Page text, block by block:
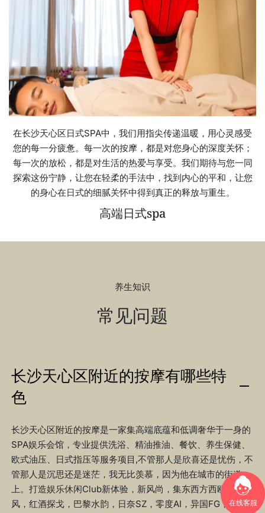
在线客服
在长沙天心区日式SPA中，我们用指尖传递温暖，用心灵感受
您的每一分疲惫。每一次的按摩，都是对您身心的深度关怀；
每一次的放松，都是对生活的热爱与享受。我们期待与您一同
探索这份宁静，让您在轻柔的手法中，找到内心的平和，让您
的身心在日式的细腻关怀中得到真正的释放与重生。
高端日式spa
养生知识
常见问题
长沙天心区附近的按摩有哪些特
色
长沙天心区附近的按摩是一家集高端底蕴和低调奢华于一身的
SPA娱乐会馆，专业提供洗浴、精油推油、餐饮、养生保健、
欧式油压、日式指压等服务项目,不管那人是欣喜还是忧伤，不
管那人是沉思还是迷茫，我无比羡慕，因为他在城市的街道
上。打造娱乐休闲Club新体验，新风尚，集东西方西欧小jiss
风，红酒探戈，巴黎水韵，日奈SZ，零度AI，异国FG，专属